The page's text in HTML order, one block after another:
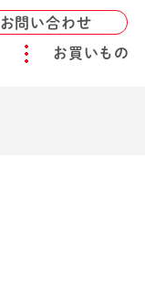
お問い合わせ
お買いもの